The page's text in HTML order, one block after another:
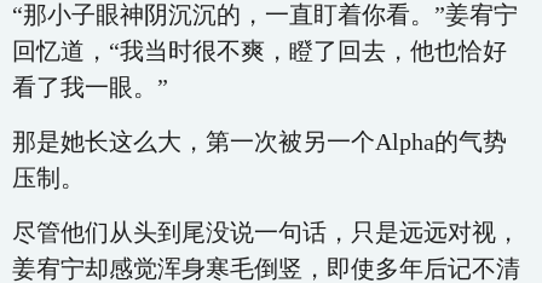
“那小子眼神阴沉沉的，一直盯着你看。”姜宥宁
回忆道，“我当时很不爽，瞪了回去，他也恰好
看了我一眼。”
那是她长这么大，第一次被另一个Alpha的气势
压制。
尽管他们从头到尾没说一句话，只是远远对视，
姜宥宁却感觉浑身寒毛倒竖，即使多年后记不清